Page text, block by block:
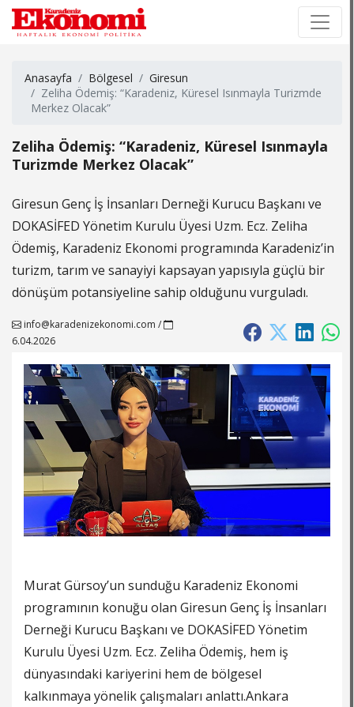
Anasayfa Bölgesel
Giresun
Zeliha Ödemiş: “Karadeniz, Küresel Isınmayla Turizmde
Merkez Olacak”
Zeliha Ödemiş: “Karadeniz, Küresel Isınmayla
Turizmde Merkez Olacak”
Giresun Genç İş İnsanları Derneği Kurucu Başkanı ve
DOKASİFED Yönetim Kurulu Üyesi Uzm. Ecz. Zeliha
Ödemiş, Karadeniz Ekonomi programında Karadeniz’in
turizm, tarım ve sanayiyi kapsayan yapısıyla güçlü bir
dönüşüm potansiyeline sahip olduğunu vurguladı.
info@karadenizekonomi.com /
6.04.2026
Murat Gürsoy’un sunduğu Karadeniz Ekonomi
programının konuğu olan Giresun Genç İş İnsanları
Derneği Kurucu Başkanı ve DOKASİFED Yönetim
Kurulu Üyesi Uzm. Ecz. Zeliha Ödemiş, hem iş
dünyasındaki kariyerini hem de bölgesel
kalkınmaya yönelik çalışmaları anlattı.Ankara
×
×